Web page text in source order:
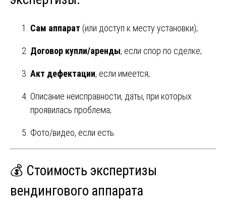
Сам аппарат (или доступ к месту установки);
Договор купли/аренды, если спор по сделке;
Акт дефектации, если имеется;
Описание неисправности, даты, при которых
проявилась проблема;
Фото/видео, если есть.
💰 Стоимость экспертизы
вендингового аппарата